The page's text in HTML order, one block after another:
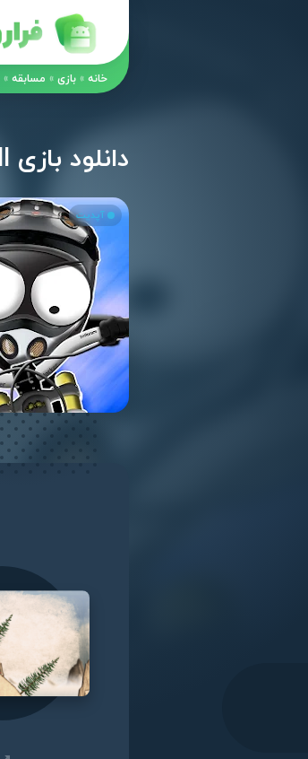
خانه » بازی » مسابقه »
دانلود بازی Stickman Downhill مود اندروید
آپدیت